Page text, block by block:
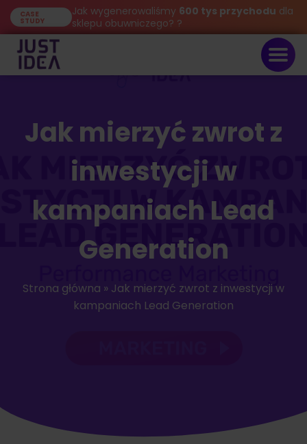
CASE
STUDY
Jak wygenerowaliśmy 600 tys przychodu dla
sklepu obuwniczego? ?
Jak mierzyć zwrot z
inwestycji w
kampaniach Lead
Generation
Strona główna » Jak mierzyć zwrot z inwestycji w
kampaniach Lead Generation